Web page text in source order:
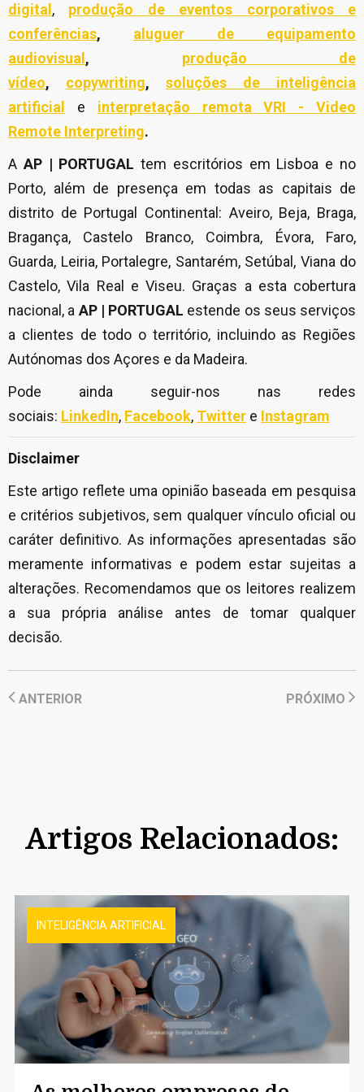
digital ,
produção de eventos corporativos e
conferências,
aluguer de equipamento
audiovisual ,
produção de
vídeo, copywriting,
soluções de inteligência
artificial
e
interpretação remota VRI - Video
Remote Interpreting.
A AP | PORTUGAL tem escritórios em Lisboa e no
Porto, além de presença em todas as capitais de
distrito de Portugal Continental: Aveiro, Beja, Braga,
Bragança, Castelo Branco, Coimbra, Évora, Faro,
Guarda, Leiria, Portalegre, Santarém, Setúbal, Viana do
Castelo, Vila Real e Viseu. Graças a esta cobertura
nacional, a AP | PORTUGAL estende os seus serviços
a clientes de todo o território, incluindo as Regiões
Autónomas dos Açores e da Madeira.
Pode ainda seguir-nos nas redes
sociais: LinkedIn, Facebook, Twitter e Instagram
Disclaimer
Este artigo reflete uma opinião baseada em pesquisa
e critérios subjetivos, sem qualquer vínculo oficial ou
caráter definitivo. As informações apresentadas são
meramente informativas e podem estar sujeitas a
alterações. Recomendamos que os leitores realizem
a sua própria análise antes de tomar qualquer
decisão.
ANTERIOR PRÓXIMO
Artigos Relacionados:
INTELIGÊNCIA ARTIFICIAL